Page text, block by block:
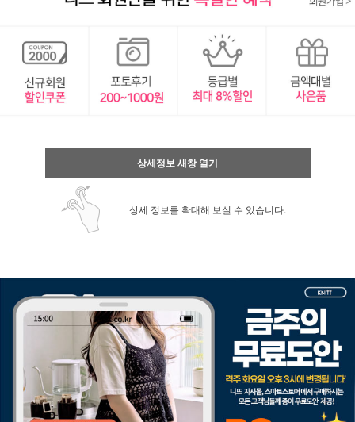
상세정보 새창 열기
상세 정보를 확대해 보실 수 있습니다.